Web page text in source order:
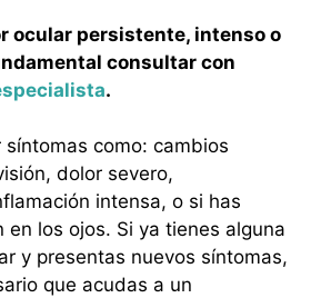
ocular persistente, intenso o
consultar con
.
como: cambios
dolor severo,
intensa, o si has
en los ojos. Si ya tienes alguna
y presentas nuevos síntomas,
que acudas a un